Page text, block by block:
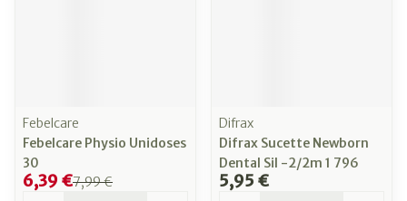
Febelcare
Febelcare Physio Unidoses
30
7,99 €
6,39 €
Difrax
Difrax Sucette Newborn
Dental Sil -2/2m 1 796
5,95 €